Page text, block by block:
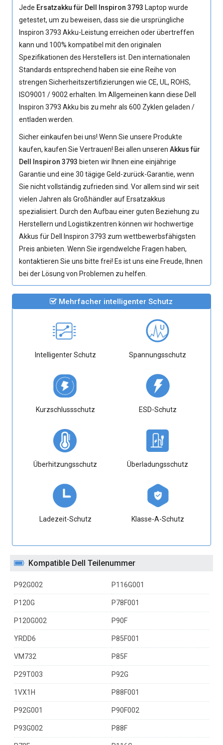
Jede Ersatzakku für Dell Inspiron 3793 Laptop wurde
getestet, um zu beweisen, dass sie die ursprüngliche
Inspiron 3793 Akku-Leistung erreichen oder übertreffen
kann und 100% kompatibel mit den originalen
Spezifikationen des Herstellers ist. Den internationalen
Standards entsprechend haben sie eine Reihe von
strengen Sicherheitszertifizierungen wie CE, UL, ROHS,
ISO9001 / 9002 erhalten. Im Allgemeinen kann diese Dell
Inspiron 3793 Akku bis zu mehr als 600 Zyklen geladen /
entladen werden.
Sicher einkaufen bei uns! Wenn Sie unsere Produkte
kaufen, kaufen Sie Vertrauen! Bei allen unserenAkkus für
Dell Inspiron 3793 bieten wir Ihnen eine einjährige
Garantie und eine 30 tägige Geld-zurück-Garantie, wenn
Sie nicht vollständig zufrieden sind. Vor allem sind wir seit
vielen Jahren als Großhändler auf Ersatzakkus
spezialisiert. Durch den Aufbau einer guten Beziehung zu
Herstellern und Logistikzentren können wir hochwertige
Akkus für Dell Inspiron 3793 zum wettbewerbsfähigsten
Preis anbieten. Wenn Sie irgendwelche Fragen haben,
kontaktieren Sie uns bitte frei! Es ist uns eine Freude, Ihnen
bei der Lösung von Problemen zu helfen.
Mehrfacher intelligenter Schutz
Intelligenter Schutz Spannungsschutz
Kurzschlussschutz ESD-Schutz
Überhitzungsschutz Überladungsschutz
Ladezeit-Schutz Klasse-A-Schutz
Kompatible Dell Teilenummer
P92G002 P116G001
P120G P78F001
P120G002 P90F
YRDD6 P85F001
VM732 P85F
P29T003 P92G
1VX1H P88F001
P92G001 P90F002
P93G002 P88F